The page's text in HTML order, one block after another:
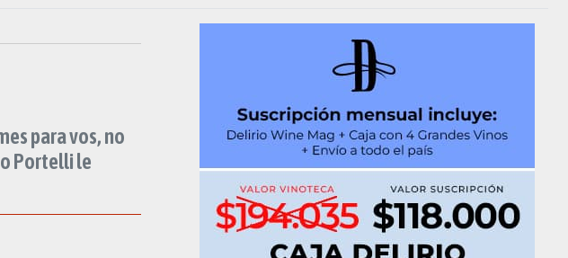
para vos, no
Portelli le